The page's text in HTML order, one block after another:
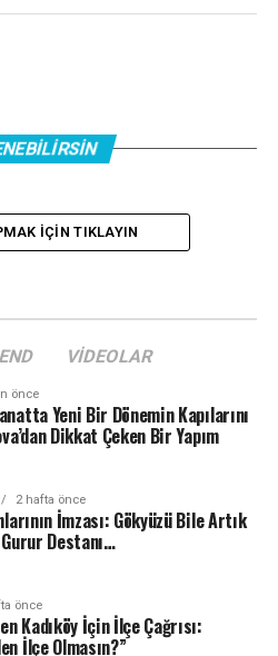
IÇIN TIKLAYIN
VIDEOLAR
önce
Yeni Bir Dönemin Kapılarını
Dikkat Çeken Bir Yapım
2 hafta önce
İmzası: Gökyüzü Bile Artık
Destanı…
önce
Kadıköy İçin İlçe Çağrısı:
İlçe Olmasın?”